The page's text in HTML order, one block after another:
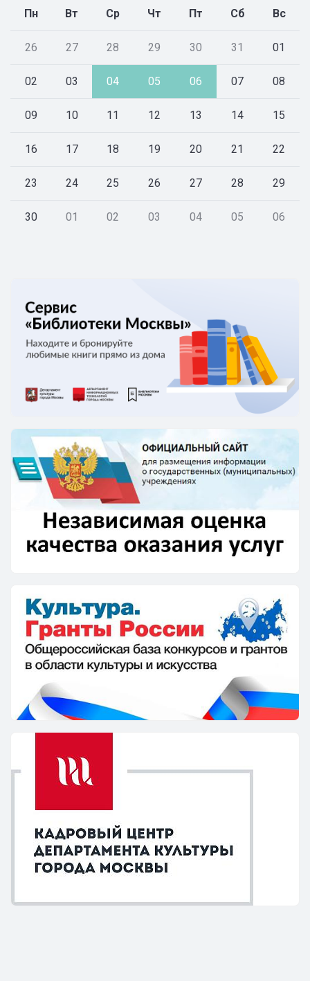
Пн Вт Ср Чт Пт Сб Вс
26 27 28 29 30 31 01
02 03 04 05 06 07 08
09 10 11 12 13 14 15
16 17 18 19 20 21 22
23 24 25 26 27 28 29
30 01 02 03 04 05 06